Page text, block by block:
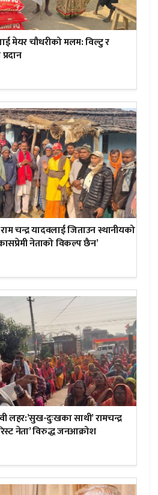
मेयर चौधरीको मलम: विल्टु र
चन्द्र यादवलाई जिताउन स्थानीयको
नेताको विकल्प छैन’
लहर:’सुख-दुःखका साथी’ रामचन्द्र
नेता’ विरुद्ध जनआक्रोश